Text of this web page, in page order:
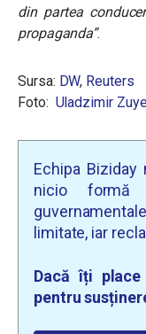
din partea
propaganda”.
Sursa: DW, Reuters
Foto: Uladzimir
Echipa
nicio formă
limitate, iar
Dacă îți
pentru